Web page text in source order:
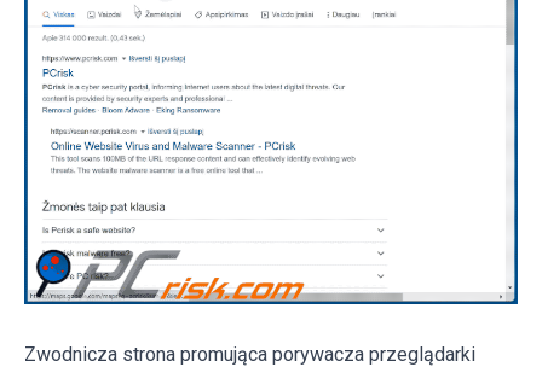
Zwodnicza strona promująca porywacza przeglądarki